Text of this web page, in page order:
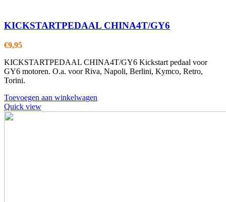
KICKSTARTPEDAAL CHINA4T/GY6
€9,95
KICKSTARTPEDAAL CHINA4T/GY6 Kickstart pedaal voor
GY6 motoren. O.a. voor Riva, Napoli, Berlini, Kymco, Retro,
Torini.
Toevoegen aan winkelwagen
Quick view